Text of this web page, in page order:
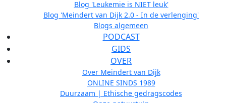
Blog 'Leukemie is NIET leuk'
Blog 'Meindert van Dijk 2.0 - In de verlenging'
Blogs algemeen
PODCAST
GIDS
OVER
Over Meindert van Dijk
ONLINE SINDS 1989
Duurzaam | Ethische gedragscodes